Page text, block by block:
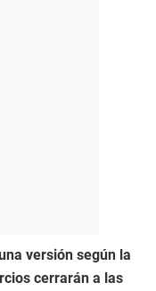
versión según la
cerrarán a las